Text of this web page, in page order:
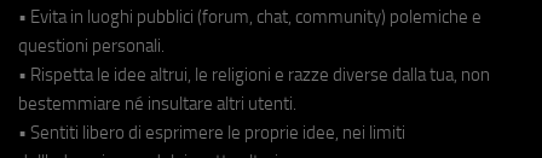
• Evita in luoghi pubblici (forum, chat, community) polemiche e
questioni personali.
• Rispetta le idee altrui, le religioni e razze diverse dalla tua, non
bestemmiare né insultare altri utenti.
• Sentiti libero di esprimere le proprie idee, nei limiti